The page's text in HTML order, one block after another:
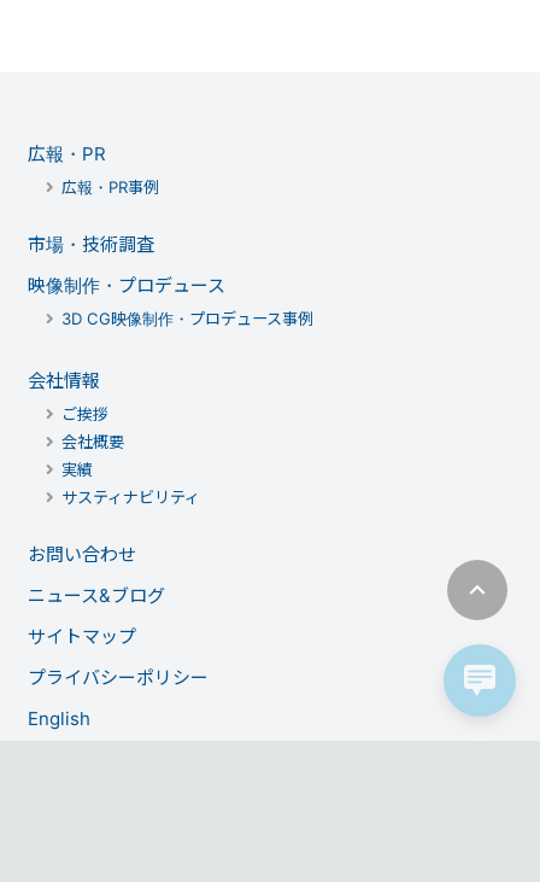
広報・PR
広報・PR事例
市場・技術調査
映像制作・プロデュース
3D CG映像制作・プロデュース事例
会社情報
ご挨拶
会社概要
実績
サスティナビリティ
お問い合わせ
ニュース&ブログ
サイトマップ
プライバシーポリシー
English